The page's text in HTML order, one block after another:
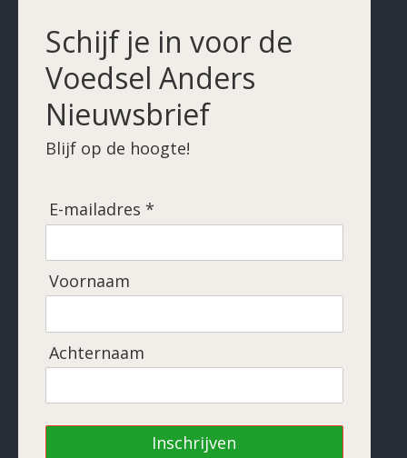
Schijf je in voor de
Voedsel Anders
Nieuwsbrief
Blijf op de hoogte!
E-mailadres *
Voornaam
Achternaam
Inschrijven